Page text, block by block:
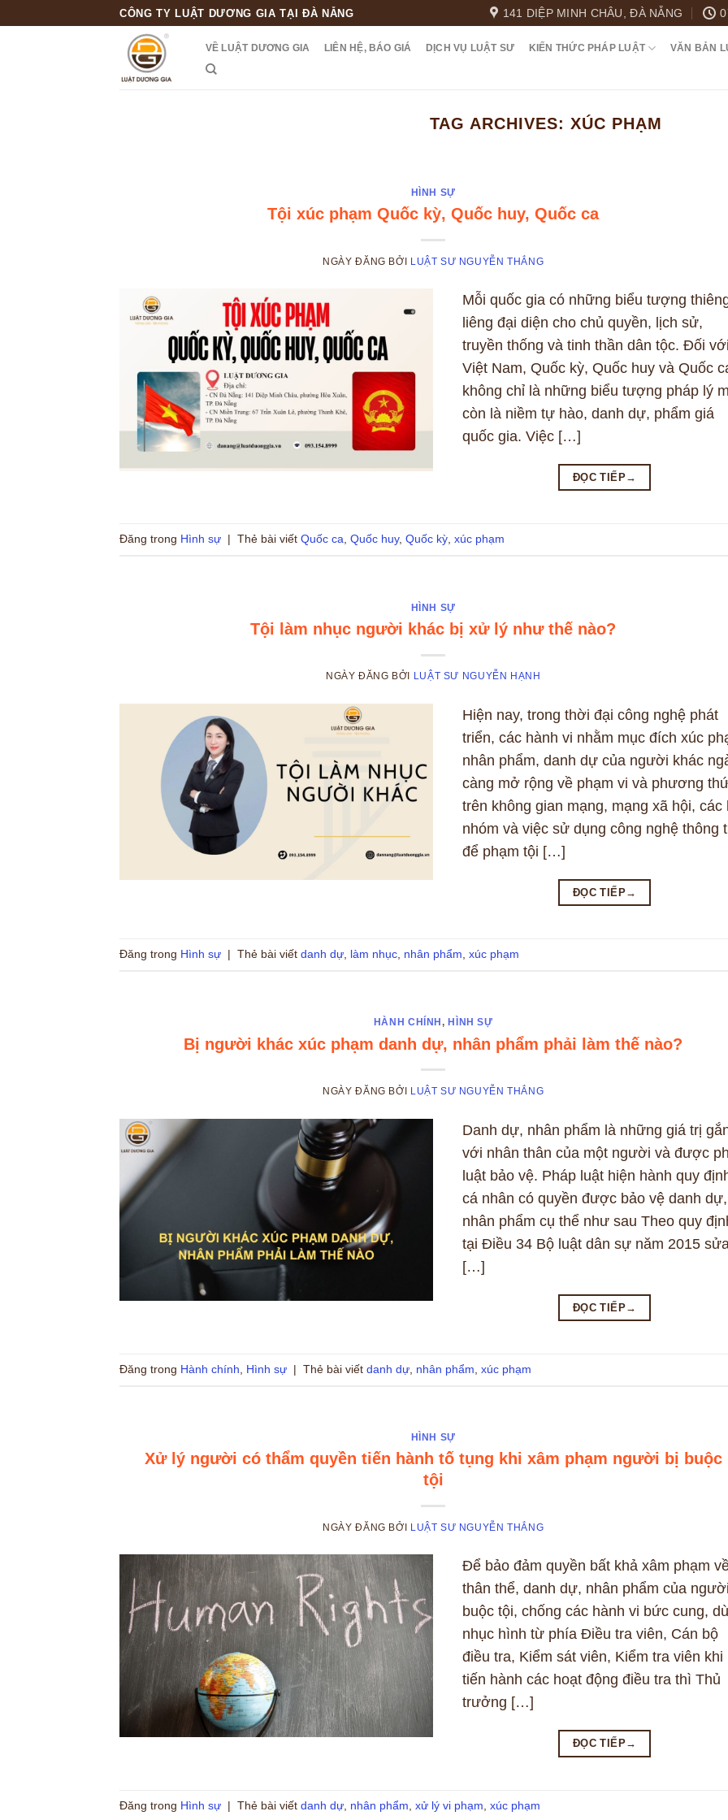
CÔNG TY LUẬT DƯƠNG GIA TẠI ĐÀ NẴNG 141 DIỆP MINH CHÂU, ĐÀ NẴNG
VỀ LUẬT DƯƠNG GIA LIÊN HỆ, BÁO GIÁ DỊCH VỤ LUẬT SƯ KIẾN THỨC PHÁP LUẬT VĂN BẢN
TAG ARCHIVES:XÚC PHẠM
HÌNH SỰ
Tội xúc phạm Quốc kỳ, Quốc huy, Quốc ca
NGÀY ĐĂNG BỞI LUẬT SƯ NGUYỄN THẮNG
Mỗi quốc gia có những biểu tượng
liêng đại diện cho chủ quyền, lịch sử,
truyền thống và tinh thần dân tộc. Đối với
Việt Nam, Quốc kỳ, Quốc huy và Quốc
không chỉ là những biểu tượng pháp lý
còn là niềm tự hào, danh dự, phẩm giá
quốc gia. Việc […]
ĐỌC TIẾP→
Đăng trong Hình sự | Thẻ bài viết Quốc ca, Quốc huy, Quốc kỳ, xúc phạm
HÌNH SỰ
Tội làm nhục người khác bị xử lý như thế nào?
NGÀY ĐĂNG BỞI LUẬT SƯ NGUYỄN HẠNH
Hiện nay, trong thời đại công nghệ phát
triển, các hành vi nhằm mục đích xúc
nhân phẩm, danh dự của người khác
càng mở rộng về phạm vi và phương
trên không gian mạng, mạng xã hội, các
nhóm và việc sử dụng công nghệ thông
để phạm tội […]
ĐỌC TIẾP→
Đăng trong Hình sự | Thẻ bài viết danh dự, làm nhục, nhân phẩm, xúc phạm
HÀNH CHÍNH, HÌNH SỰ
Bị người khác xúc phạm danh dự, nhân phẩm phải làm thế nào?
NGÀY ĐĂNG BỞI LUẬT SƯ NGUYỄN THẮNG
Danh dự, nhân phẩm là những giá trị
với nhân thân của một người và được
luật bảo vệ. Pháp luật hiện hành quy
cá nhân có quyền được bảo vệ danh dự,
nhân phẩm cụ thể như sau Theo quy
tại Điều 34 Bộ luật dân sự năm 2015
[…]
ĐỌC TIẾP→
Đăng trong Hành chính Hình sự | Thẻ bài viết danh dự nhân phẩm xúc phạm
HÌNH SỰ
Xử lý người có thẩm quyền tiến hành tố tụng khi xâm phạm người bị buộc
tội
NGÀY ĐĂNG BỞI LUẬT SƯ NGUYỄN THẮNG
Để bảo đảm quyền bất khả xâm phạm
thân thể, danh dự, nhân phẩm của
buộc tội, chống các hành vi bức cung,
nhục hình từ phía Điều tra viên, Cán bộ
điều tra, Kiểm sát viên, Kiểm tra viên khi
tiến hành các hoạt động điều tra thì Thủ
trưởng […]
ĐỌC TIẾP→
Đăng trong Hình sự | Thẻ bài viết danh dự nhân phẩm xử lý vi phạm xúc phạm